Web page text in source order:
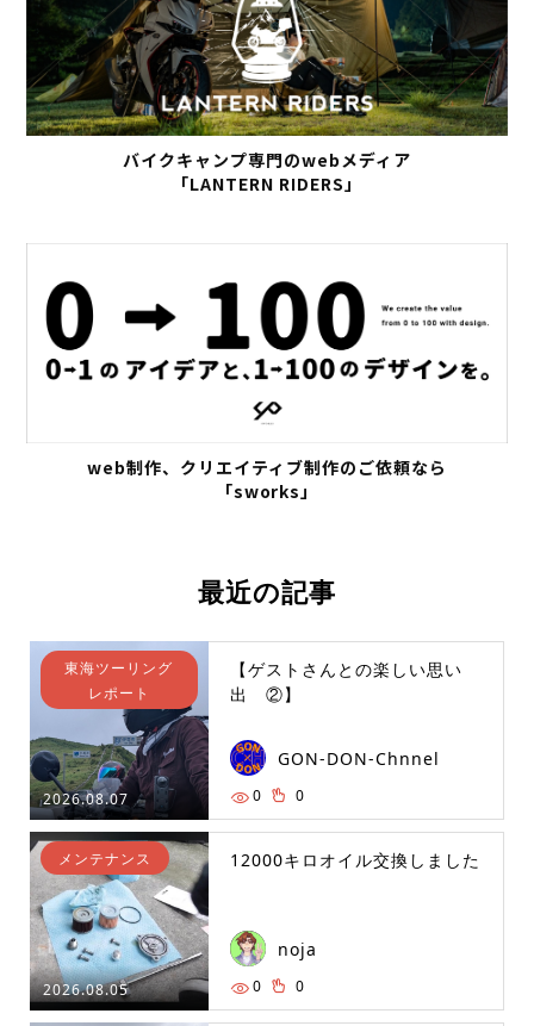
バイクキャンプ専門のwebメディア
「LANTERN RIDERS」
web制作、クリエイティブ制作のご依頼なら
「sworks」
最近の記事
2026.08.07
東海ツーリング
レポート
【ゲストさんとの楽しい思い
出 ②】
GON-DON-Chnnel
0 0
2026.08.05
メンテナンス 12000キロオイル交換しました
noja
0 0